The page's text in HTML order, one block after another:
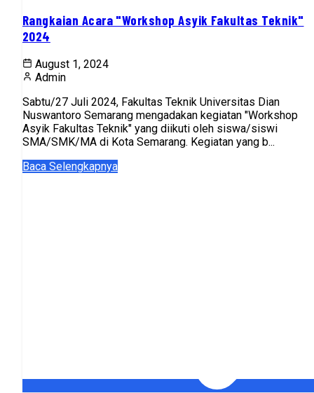
Rangkaian Acara "Workshop Asyik Fakultas Teknik"
2024
August 1, 2024
Admin
Sabtu/27 Juli 2024, Fakultas Teknik Universitas Dian
Nuswantoro Semarang mengadakan kegiatan "Workshop
Asyik Fakultas Teknik" yang diikuti oleh siswa/siswi
SMA/SMK/MA di Kota Semarang. Kegiatan yang b...
Baca Selengkapnya